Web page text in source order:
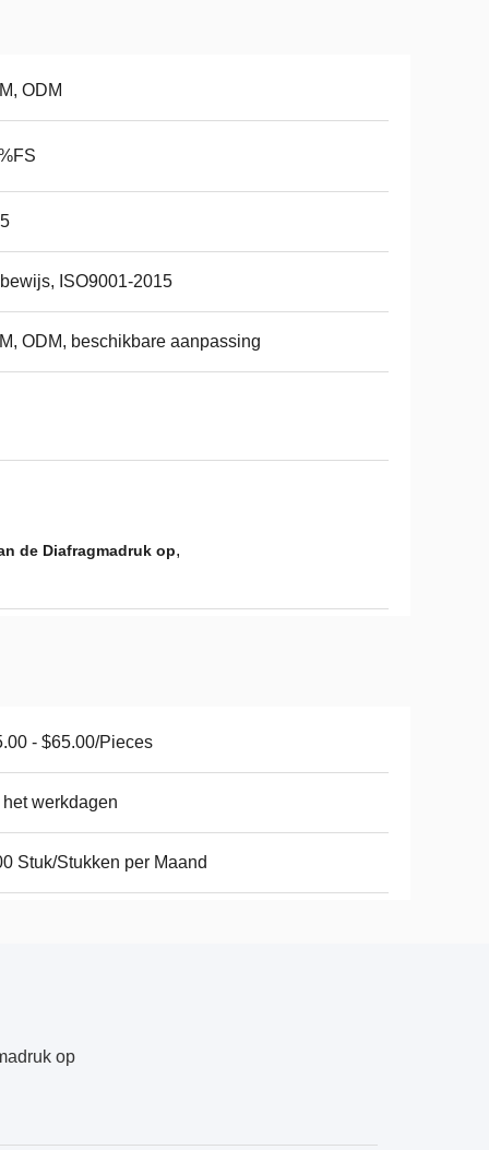
ODM
ISO9001-2015
ODM, beschikbare aanpassing
de Diafragmadruk op,
- $65.00/Pieces
het werkdagen
Stuk/Stukken per Maand
op